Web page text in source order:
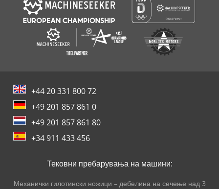
+44 20 331 800 72
+49 201 857 861 0
+49 201 857 861 80
+34 911 433 456
Тековни пребарувања на машини:
Механички гилотински ножици – дебелина на сечење над 3